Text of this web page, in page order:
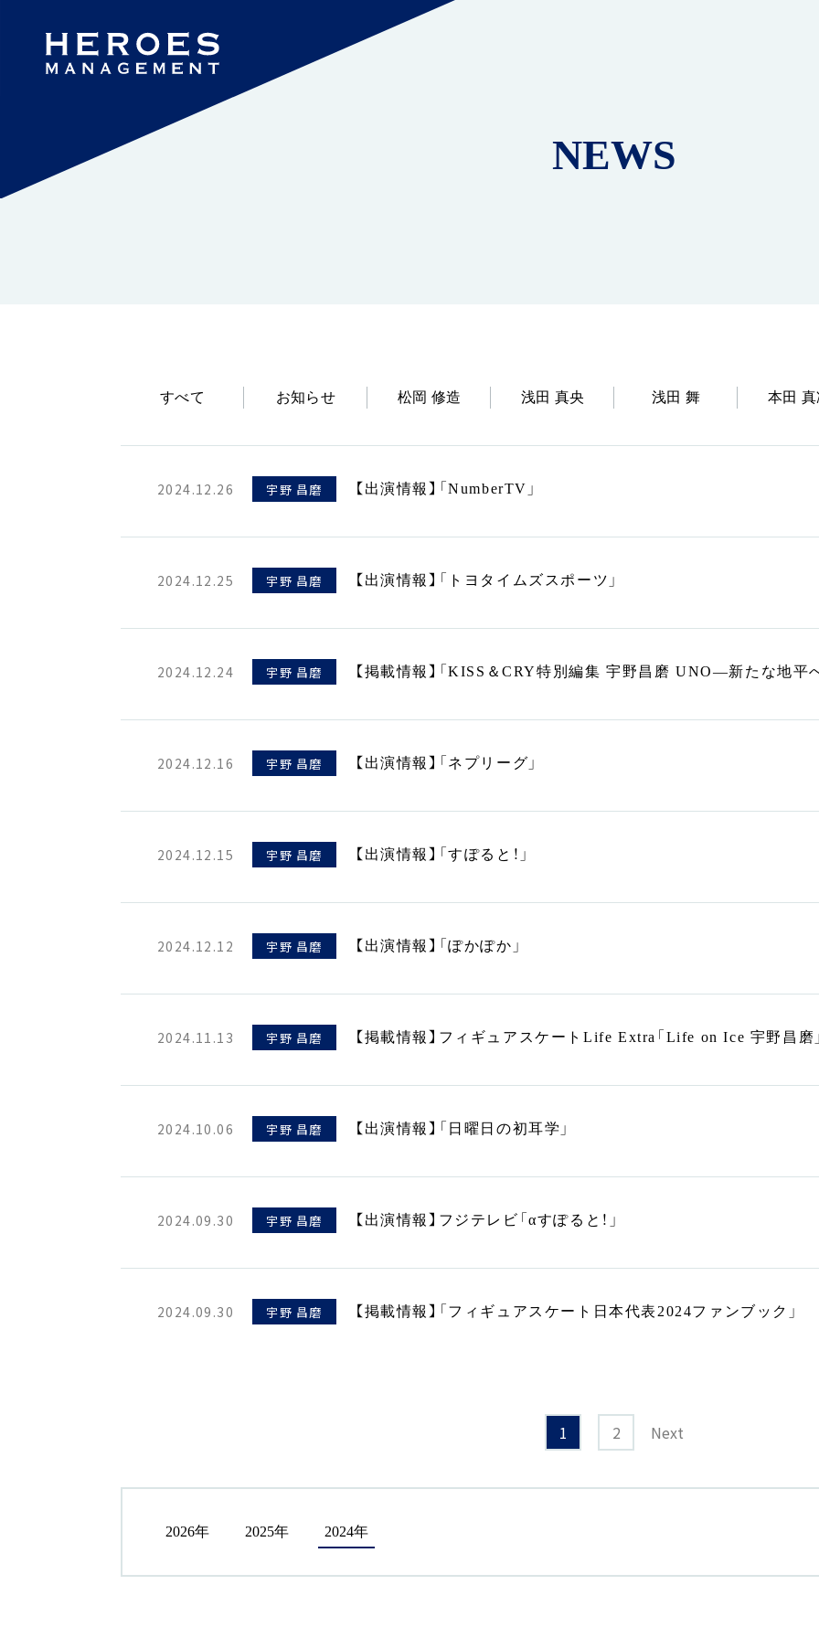
NEWS
すべて お知らせ 松岡 修造 浅田 真央 浅田 舞 本田 真
2024.12.26 宇野 昌磨 【出演情報】「NumberTV」
2024.12.25 宇野 昌磨 【出演情報】「トヨタイムズスポーツ」
2024.12.24 宇野 昌磨 【掲載情報】「KISS＆CRY特別編集 宇野昌磨 UNO―新たな地平
2024.12.16 宇野 昌磨 【出演情報】「ネプリーグ」
2024.12.15 宇野 昌磨 【出演情報】「すぽると！」
2024.12.12 宇野 昌磨 【出演情報】「ぽかぽか」
2024.11.13 宇野 昌磨 【掲載情報】フィギュアスケートLife Extra「Life on Ice 宇野昌磨
2024.10.06 宇野 昌磨 【出演情報】「日曜日の初耳学」
2024.09.30 宇野 昌磨 【出演情報】フジテレビ「αすぽると！」
2024.09.30 宇野 昌磨 【掲載情報】「フィギュアスケート日本代表2024ファンブック」
1 2 Next
2026年 2025年 2024年